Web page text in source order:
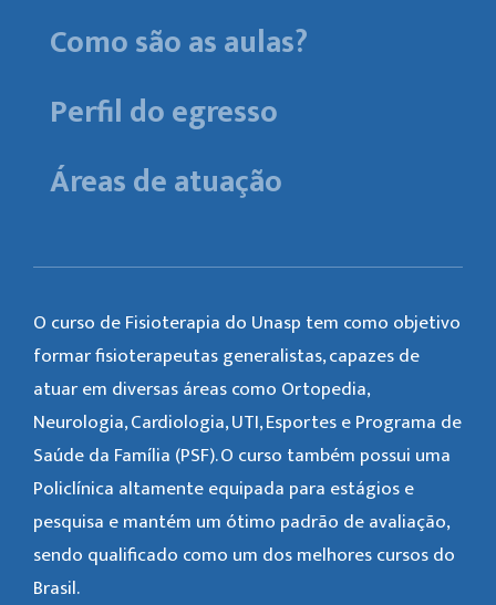
Como são as aulas?
Perfil do egresso
Áreas de atuação
O curso de Fisioterapia do Unasp tem como objetivo
formar fisioterapeutas generalistas, capazes de
atuar em diversas áreas como Ortopedia,
Neurologia, Cardiologia, UTI, Esportes e Programa de
Saúde da Família (PSF). O curso também possui uma
Policlínica altamente equipada para estágios e
pesquisa e mantém um ótimo padrão de avaliação,
sendo qualificado como um dos melhores cursos do
Brasil.